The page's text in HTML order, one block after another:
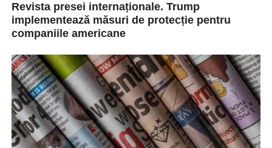
Revista presei internaționale. Trump
implementează măsuri de protecție pentru
companiile americane
internaționale „printre cele mai mici impozite din
orice națiune”. Regulile se...